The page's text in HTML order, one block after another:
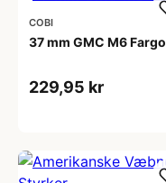
COBI
37 mm GMC M6 Fargo
229,95 kr